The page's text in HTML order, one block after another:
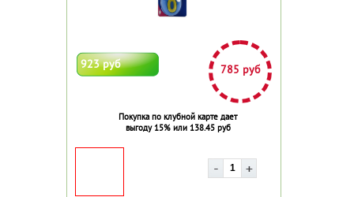
923 руб 785 руб
Покупка по клубной карте дает
выгоду 15% или 138.45 руб